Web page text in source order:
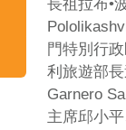
長祖拉布•
門特別行
利旅遊部
Garnero
主席邱小